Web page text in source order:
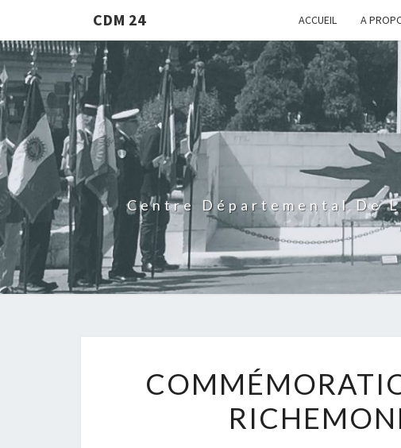
CDM 24 ACCUEIL A
Centre Départemental De